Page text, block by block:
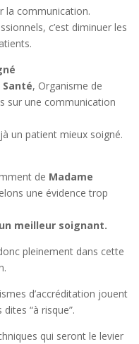
la communication.
c’est diminuer les
Santé, Organisme de
sur une communication
un patient mieux soigné.
de Madame
une évidence trop
meilleur soignant.
pleinement dans cette
d’accréditation jouent
“à risque”.
qui seront le levier